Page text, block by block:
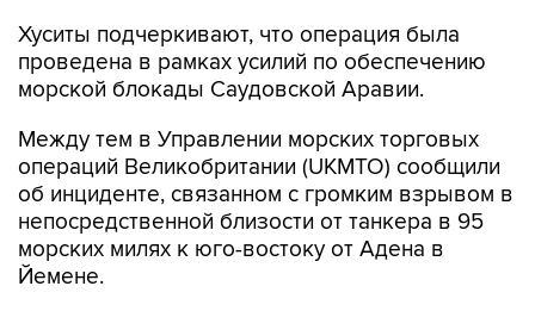
Хуситы подчеркивают, что операция была
проведена в рамках усилий по обеспечению
морской блокады Саудовской Аравии.
Между тем в Управлении морских торговых
операций Великобритании (UKMTO) сообщили
об инциденте, связанном с громким взрывом в
непосредственной близости от танкера в 95
морских милях к юго-востоку от Адена в
Йемене.